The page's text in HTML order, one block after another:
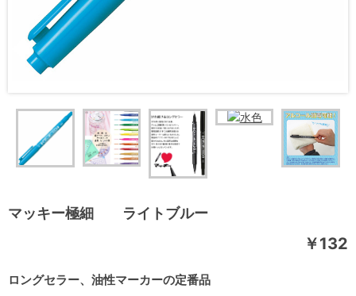
マッキー極細 ライトブルー
ロングセラー、油性マーカーの定番品
￥132